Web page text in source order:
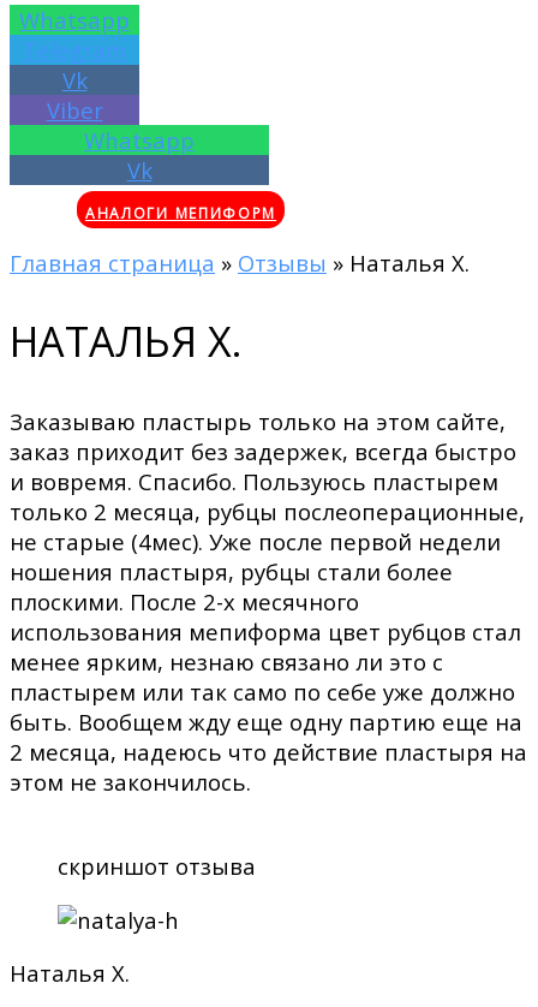
Whatsapp
Telegram
Vk
Viber
Whatsapp
Vk
АНАЛОГИ МЕПИФОРМ
Главная страница » Отзывы » Наталья Х.
НАТАЛЬЯ Х.
Заказываю пластырь только на этом сайте,
заказ приходит без задержек, всегда быстро
и вовремя. Спасибо. Пользуюсь пластырем
только 2 месяца, рубцы послеоперационные,
не старые (4мес). Уже после первой недели
ношения пластыря, рубцы стали более
плоскими. После 2-х месячного
использования мепиформа цвет рубцов стал
менее ярким, незнаю связано ли это с
пластырем или так само по себе уже должно
быть. Вообщем жду еще одну партию еще на
2 месяца, надеюсь что действие пластыря на
этом не закончилось.
скриншот отзыва
Наталья Х.